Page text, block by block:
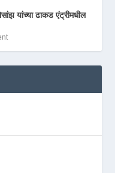
यांच्या ढाकड एंट्रीमधील